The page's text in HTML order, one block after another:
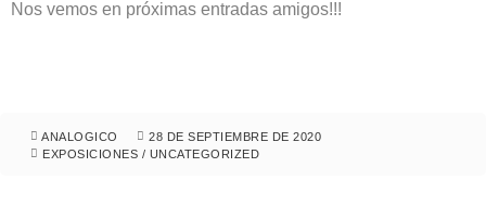
Nos vemos en próximas entradas amigos!!!
ANALOGICO
28 DE SEPTIEMBRE DE 2020
EXPOSICIONES / UNCATEGORIZED